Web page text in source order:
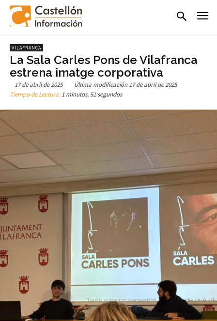
VILAFRANCA
La Sala Carles Pons de Vilafranca
estrena imatge corporativa
17 de abril de 2025 Última modificación 17 de abril de 2025
Tiempo de Lectura:1 minutos, 51 segundos